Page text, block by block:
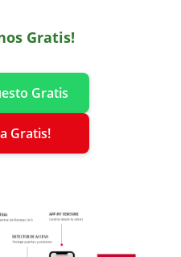
Gratis!
Gratis
Gratis!